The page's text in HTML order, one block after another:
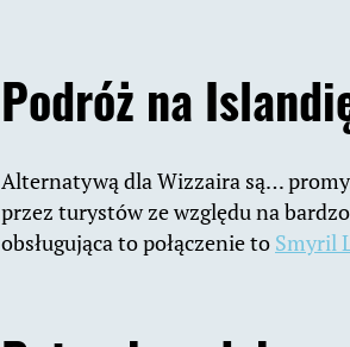
Podróż na
Alternatywą dla Wizzaira są…
przez turystów ze względu na
obsługująca to połączenie to Smyril